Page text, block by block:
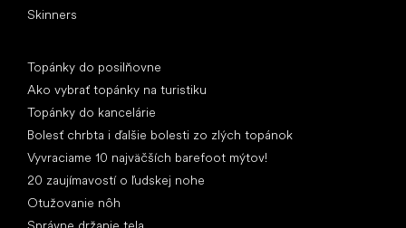
Skinners
Topánky do posilňovne
Ako vybrať topánky na turistiku
Topánky do kancelárie
Bolesť chrbta i ďalšie bolesti zo zlých topánok
Vyvraciame 10 najväčších barefoot mýtov!
20 zaujímavostí o ľudskej nohe
Otužovanie nôh